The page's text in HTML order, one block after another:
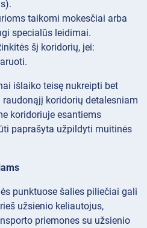
taikomi mokesčiai arba
specialūs leidimai.
šį koridorių, jei:
išlaiko teisę nukreipti bet
koridorių detalesniam
koridoriuje esantiems
paprašyta užpildyti muitinės
punktuose šalies piliečiai gali
užsienio keliautojus,
priemones su užsienio